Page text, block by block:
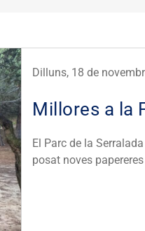
Dilluns, 18 de
Millores a la
El Parc de la
posat noves